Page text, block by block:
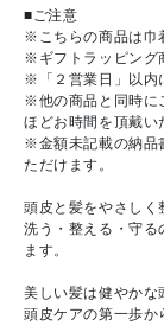
■ご注意
※こちらの商品は巾
※ギフトラッピング
※「２営業日」以内
※他の商品と同時に
ほどお時間を頂戴い
※金額未記載の納品
ただけます。
頭皮と髪をやさしく
洗う・整える・守る
ます。
美しい髪は健やかな
頭皮ケアの第一歩か